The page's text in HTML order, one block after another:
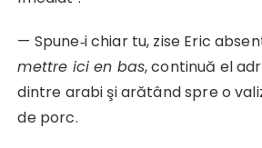
— Spune‑i chiar tu, zise Eric
mettre ici en bas, continuă el
dintre arabi şi arătând spre o
de porc.